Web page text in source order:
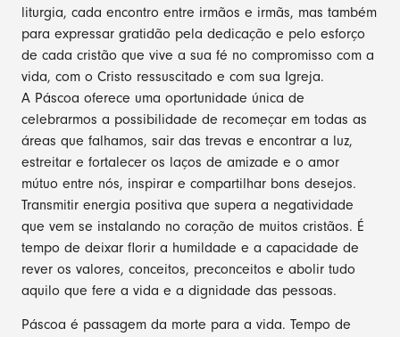
liturgia, cada encontro entre irmãos e irmãs, mas também
para expressar gratidão pela dedicação e pelo esforço
de cada cristão que vive a sua fé no compromisso com a
vida, com o Cristo ressuscitado e com sua Igreja.
A Páscoa oferece uma oportunidade única de
celebrarmos a possibilidade de recomeçar em todas as
áreas que falhamos, sair das trevas e encontrar a luz,
estreitar e fortalecer os laços de amizade e o amor
mútuo entre nós, inspirar e compartilhar bons desejos.
Transmitir energia positiva que supera a negatividade
que vem se instalando no coração de muitos cristãos. É
tempo de deixar florir a humildade e a capacidade de
rever os valores, conceitos, preconceitos e abolir tudo
aquilo que fere a vida e a dignidade das pessoas.
Páscoa é passagem da morte para a vida. Tempo de